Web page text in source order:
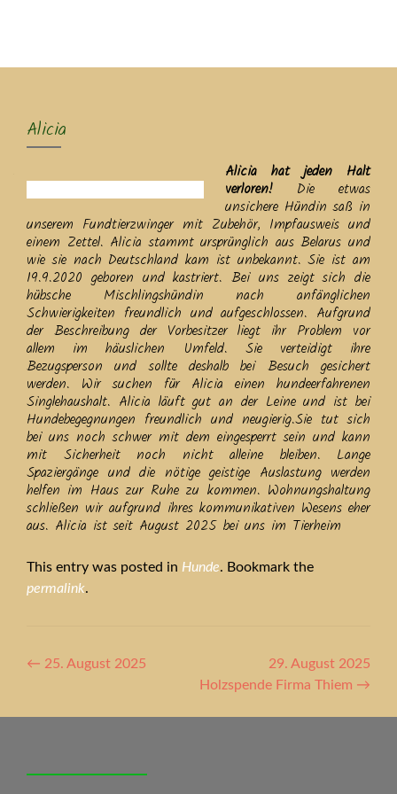
Alicia
Alicia hat jeden Halt
verloren! Die etwas
unsichere Hündin saß in
unserem Fundtierzwinger mit Zubehör, Impfausweis und
einem Zettel. Alicia stammt ursprünglich aus Belarus und
wie sie nach Deutschland kam ist unbekannt. Sie ist am
19.9.2020 geboren und kastriert. Bei uns zeigt sich die
hübsche Mischlingshündin nach anfänglichen
Schwierigkeiten freundlich und aufgeschlossen. Aufgrund
der Beschreibung der Vorbesitzer liegt ihr Problem vor
allem im häuslichen Umfeld. Sie verteidigt ihre
Bezugsperson und sollte deshalb bei Besuch gesichert
werden. Wir suchen für Alicia einen hundeerfahrenen
Singlehaushalt. Alicia läuft gut an der Leine und ist bei
Hundebegegnungen freundlich und neugierig.Sie tut sich
bei uns noch schwer mit dem eingesperrt sein und kann
mit Sicherheit noch nicht alleine bleiben. Lange
Spaziergänge und die nötige geistige Auslastung werden
helfen im Haus zur Ruhe zu kommen. Wohnungshaltung
schließen wir aufgrund ihres kommunikativen Wesens eher
aus. Alicia ist seit August 2025 bei uns im Tierheim
This entry was posted in Hunde. Bookmark the
permalink.
Artikel-
← 25. August 2025
29. August 2025
Holzspende Firma Thiem →